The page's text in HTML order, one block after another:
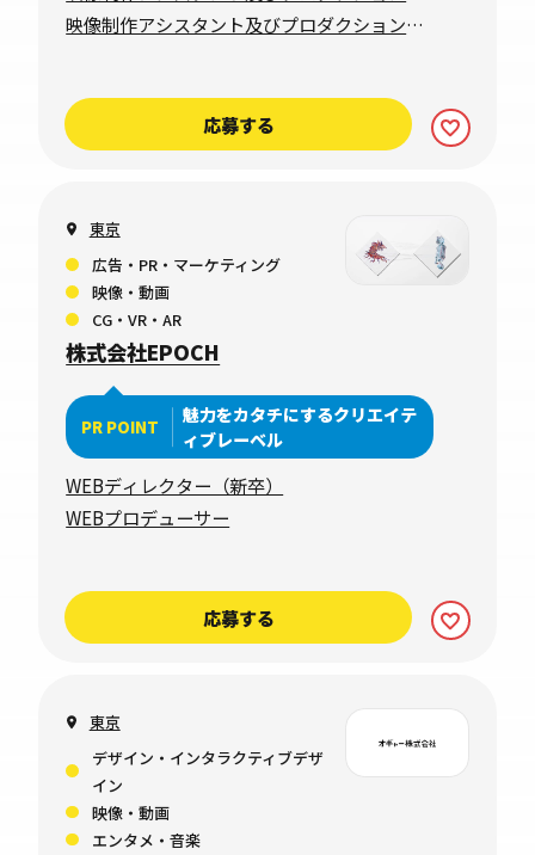
ネージャー
映像制作アシスタント及びプロダクションマ
応募する
東京
広告・PR・マーケティング
映像・動画
CG・VR・AR
株式会社EPOCH
PR POINT
魅力をカタチにするクリエイテ
ィブレーベル
WEBディレクター（新卒）
WEBプロデューサー
応募する
東京
デザイン・インタラクティブデザ
イン
映像・動画
エンタメ・音楽